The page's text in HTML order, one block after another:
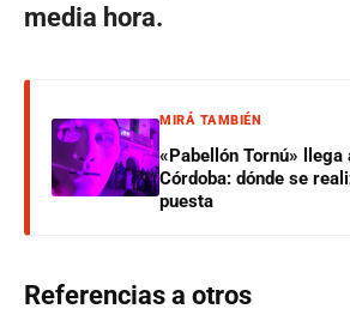
media hora.
MIRÁ TAMBIÉN
«Pabellón Tornú» llega
Córdoba: dónde se
puesta
Referencias a otros